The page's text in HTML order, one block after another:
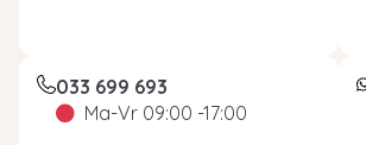
033 699 693
Ma-Vr 09:00 -17:00